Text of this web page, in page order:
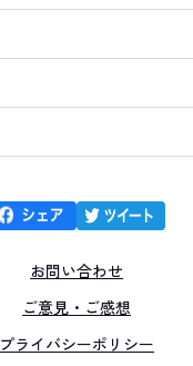
お問い合わせ
ご意見・ご感想
プライバシーポリシー